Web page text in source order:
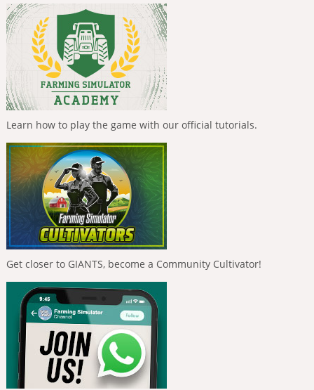
Learn how to play the game with our official tutorials.
Get closer to GIANTS, become a Community Cultivator!